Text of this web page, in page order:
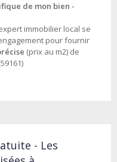
de mon bien -
immobilier local se
pour fournir
(prix au m2) de
- Les